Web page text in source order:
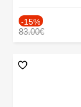
-15%
83.00€